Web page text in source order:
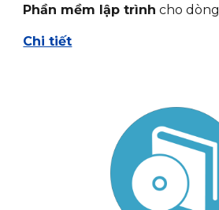
Phần mềm lập trình cho dòng
Chi tiết